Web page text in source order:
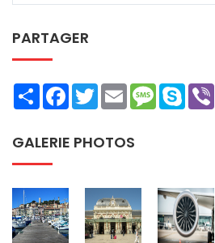
PARTAGER
ShareFacebookTwitterEmailMessage
Skype
GALERIE PHOTOS